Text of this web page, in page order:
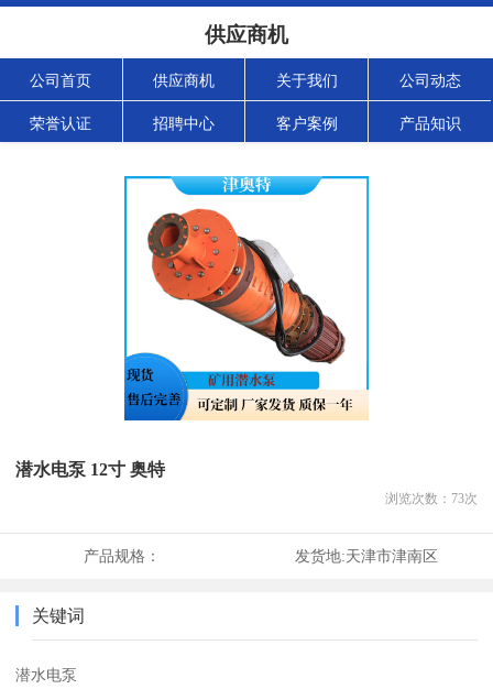
供应商机
公司首页 供应商机 关于我们 公司动态
荣誉认证 招聘中心 客户案例 产品知识
潜水电泵 12寸 奥特
浏览次数： 73次
产品规格： 发货地:天津市津南区
关键词
潜水电泵